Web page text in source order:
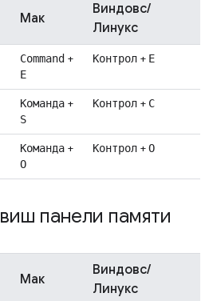
Мак
Виндовс/
Линукс
Command +
E
Контрол + Е
Команда +
S
Контрол + С
Команда +
О
Контрол +О
панели памяти
Мак
Виндовс/
Линукс